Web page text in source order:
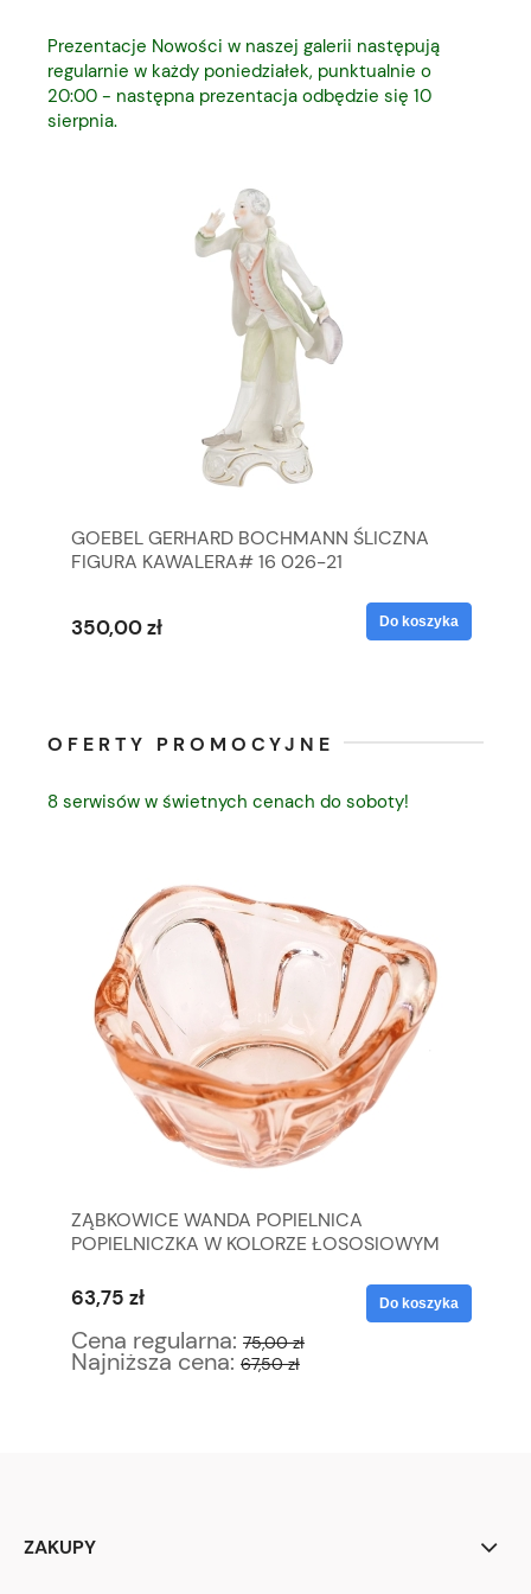
Prezentacje Nowości w naszej galerii następują
regularnie w każdy poniedziałek, punktualnie o
20:00 - następna prezentacja odbędzie się 10
sierpnia.
GOEBEL GERHARD BOCHMANN ŚLICZNA
FIGURA KAWALERA# 16 026-21
350,00 zł Do koszyka
OFERTY PROMOCYJNE
8 serwisów w świetnych cenach do soboty!
ZĄBKOWICE WANDA POPIELNICA
POPIELNICZKA W KOLORZE ŁOSOSIOWYM
63,75 zł
Cena regularna: 75,00 zł
Najniższa cena: 67,50 zł
Do koszyka
ZAKUPY